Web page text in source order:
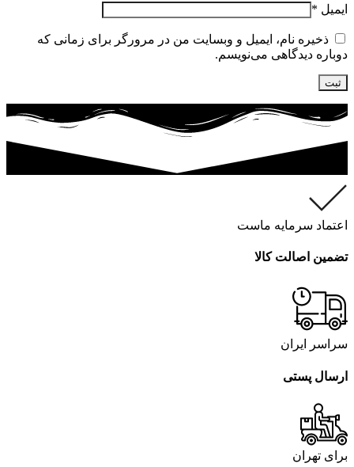
ایمیل *
ذخیره نام، ایمیل و وبسایت من در مرورگر برای زمانی که
دوباره دیدگاهی می‌نویسم.
اعتماد سرمایه ماست
تضمین اصالت کالا
سراسر ایران
ارسال پستی
برای تهران